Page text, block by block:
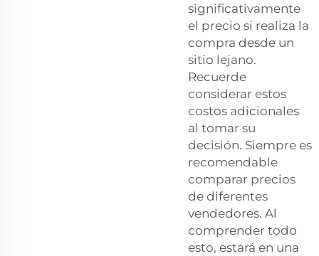
significativamente
el precio si realiza la
compra desde un
sitio lejano.
Recuerde
considerar estos
costos adicionales
al tomar su
decisión. Siempre es
recomendable
comparar precios
de diferentes
vendedores. Al
comprender todo
esto, estará en una